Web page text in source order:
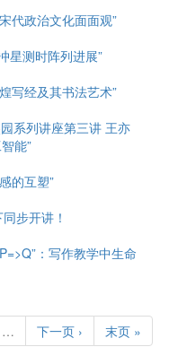
代政治文化面面观”
星测时阵列进展”
写经及其书法艺术”
系列讲座第三讲 王亦
能”
的互塑”
步开讲！
：写作教学中生命
… 下一页 › 末页 »